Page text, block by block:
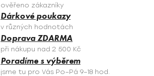
ověřeno zákazníky
Dárkové poukazy
v různých hodnotách
Doprava ZDARMA
při nákupu nad 2 500 Kč
Poradíme s výběrem
jsme tu pro Vás Po–Pá 9–18 hod.